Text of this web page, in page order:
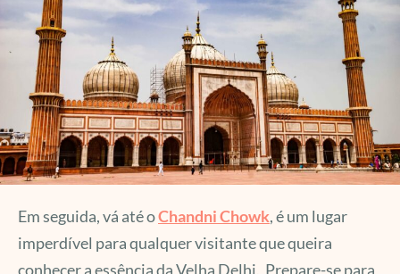
Em seguida, vá até oChandni Chowk, é um lugar
imperdível para qualquer visitante que queira
conhecer a essência da Velha Delhi. Prepare-se para